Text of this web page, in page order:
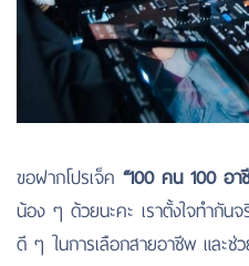
ขอฝากโปรเจ็ค “100 คน 100 อา
น้อง ๆ ด้วยนะคะ เราตั้งใจทำกัน
ดี ๆ ในการเลือกสายอาชีพ และช่